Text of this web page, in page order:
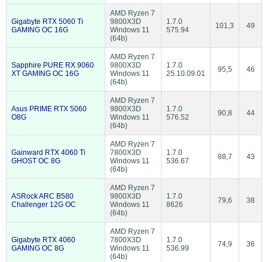
Gigabyte RTX 5060 Ti
GAMING OC 16G
AMD Ryzen 7
9800X3D
Windows 11
(64b)
1.7.0
575.94
101,3 49
Sapphire PURE RX 9060
XT GAMING OC 16G
AMD Ryzen 7
9800X3D
Windows 11
(64b)
1.7.0
25.10.09.01
95,5 46
Asus PRIME RTX 5060
O8G
AMD Ryzen 7
9800X3D
Windows 11
(64b)
1.7.0
576.52
90,8 44
Gainward RTX 4060 Ti
GHOST OC 8G
AMD Ryzen 7
7800X3D
Windows 11
(64b)
1.7.0
536.67
88,7 43
ASRock ARC B580
Challenger 12G OC
AMD Ryzen 7
9800X3D
Windows 11
(64b)
1.7.0
8626
79,6 38
Gigabyte RTX 4060
GAMING OC 8G
AMD Ryzen 7
7800X3D
Windows 11
(64b)
1.7.0
536.99
74,9 36